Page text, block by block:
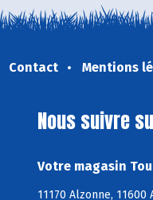
Contact Mentions
Nous suivre
Votre magasin
11170 Alzonne, 11600